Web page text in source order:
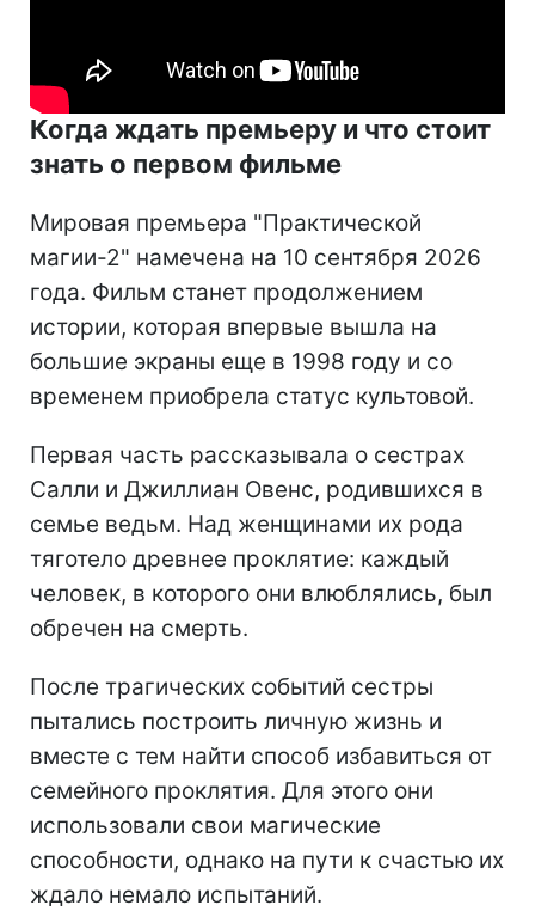
Когда ждать премьеру и что стоит
знать о первом фильме
Мировая премьера "Практической
магии-2" намечена на 10 сентября 2026
года. Фильм станет продолжением
истории, которая впервые вышла на
большие экраны еще в 1998 году и со
временем приобрела статус культовой.
Первая часть рассказывала о сестрах
Салли и Джиллиан Овенс, родившихся в
семье ведьм. Над женщинами их рода
тяготело древнее проклятие: каждый
человек, в которого они влюблялись, был
обречен на смерть.
После трагических событий сестры
пытались построить личную жизнь и
вместе с тем найти способ избавиться от
семейного проклятия. Для этого они
использовали свои магические
способности, однако на пути к счастью их
ждало немало испытаний.